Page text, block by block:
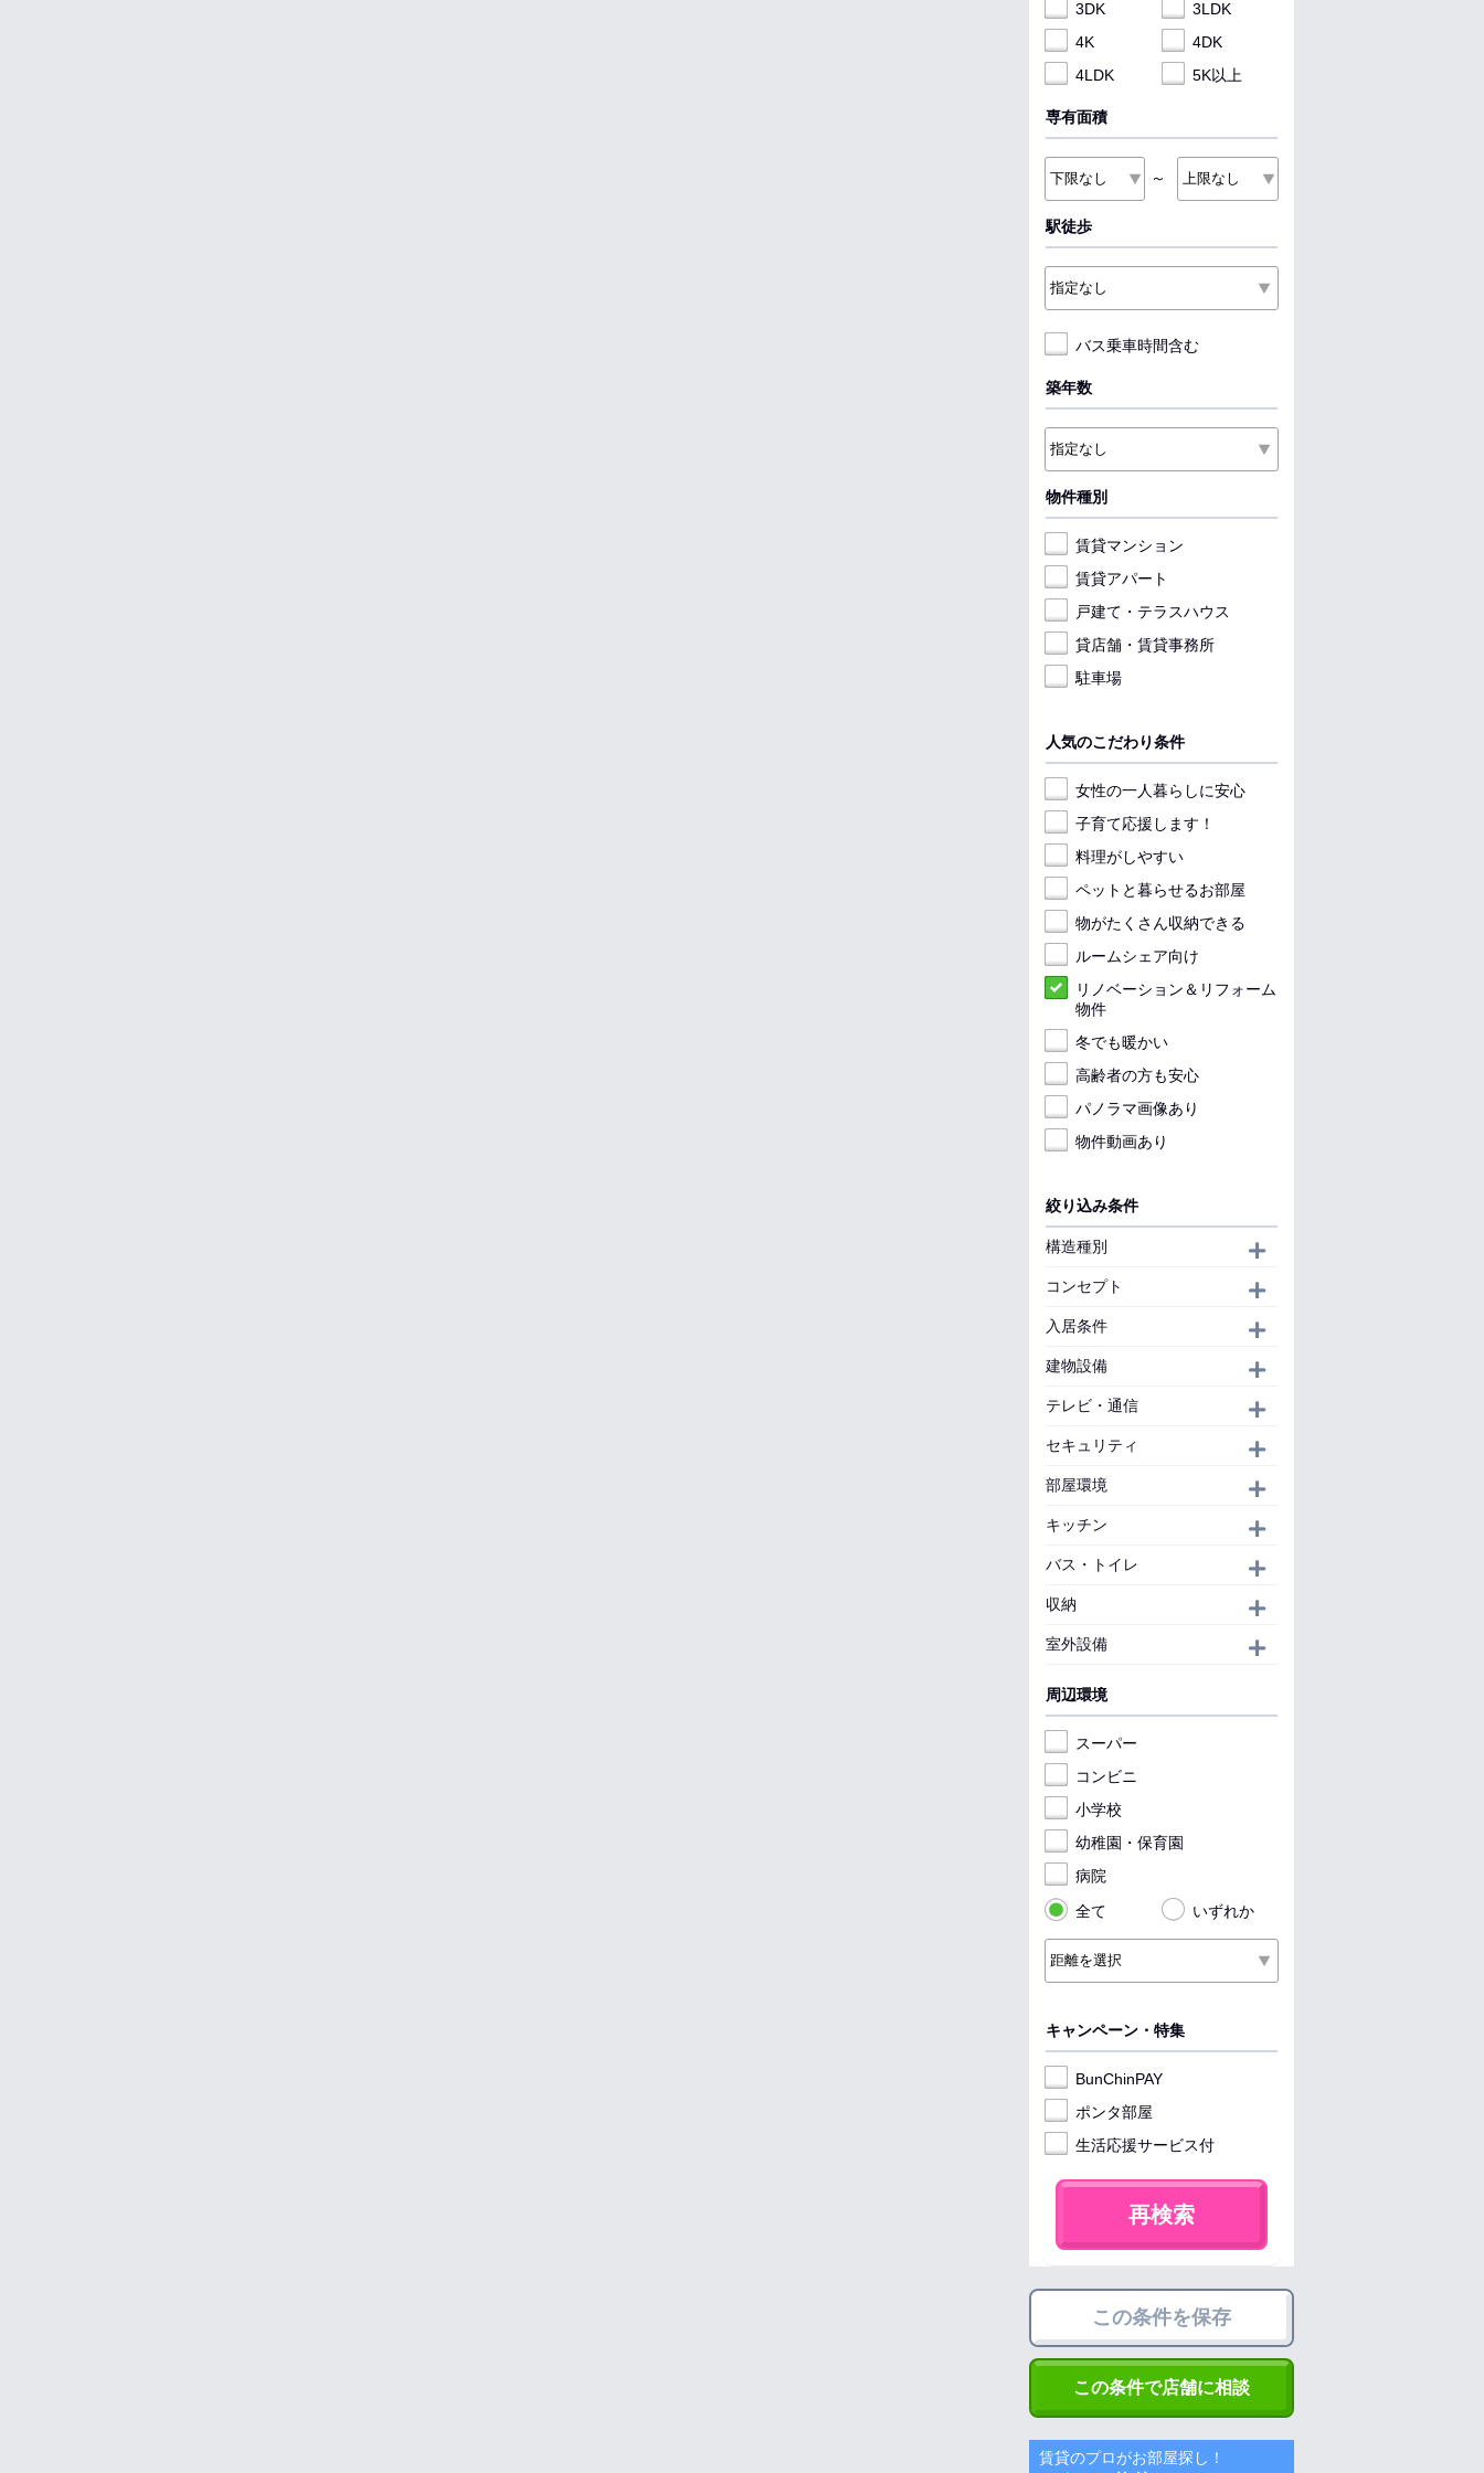
3DK
3LDK
4K
4DK
4LDK
5K以上
専有面積
～
駅徒歩
バス乗車時間含む
築年数
物件種別
賃貸マンション
賃貸アパート
戸建て・テラスハウス
貸店舗・賃貸事務所
駐車場
人気のこだわり条件
女性の一人暮らしに安心
子育て応援します！
料理がしやすい
ペットと暮らせるお部屋
物がたくさん収納できる
ルームシェア向け
リノベーション＆リフォーム
物件
冬でも暖かい
高齢者の方も安心
パノラマ画像あり
物件動画あり
絞り込み条件
構造種別
コンセプト
入居条件
建物設備
テレビ・通信
セキュリティ
部屋環境
キッチン
バス・トイレ
収納
室外設備
周辺環境
スーパー
コンビニ
小学校
幼稚園・保育園
病院
全て
いずれか
キャンペーン・特集
BunChinPAY
ポンタ部屋
生活応援サービス付
再検索
この条件を保存
この条件で店舗に相談
賃貸のプロがお部屋探し！